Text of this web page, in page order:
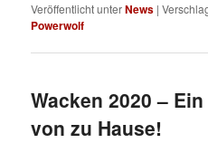
Veröffentlicht unterNews |
Powerwolf
Wacken 2020 –
von zu Hause!